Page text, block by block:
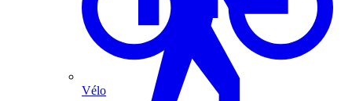
Vélo